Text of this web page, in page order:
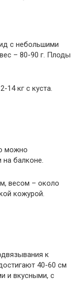
с небольшими
– 80-90 г. Плоды
14 кг с куста.
можно
на балконе.
весом – около
кожурой.
к
40-60 см
и вкусными, с